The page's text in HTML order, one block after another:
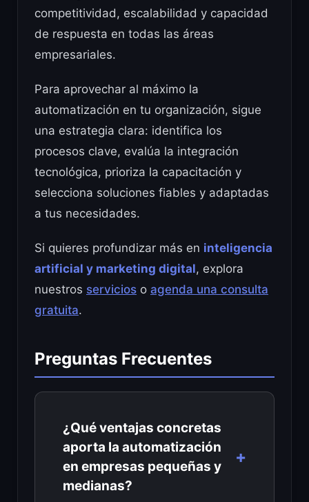
competitividad, escalabilidad y capacidad
de respuesta en todas las áreas
empresariales.
Para aprovechar al máximo la
automatización en tu organización, sigue
una estrategia clara: identifica los
procesos clave, evalúa la integración
tecnológica, prioriza la capacitación y
selecciona soluciones fiables y adaptadas
a tus necesidades.
Si quieres profundizar más en inteligencia
artificial y marketing digital, explora
nuestros servicios o agenda una consulta
gratuita.
Preguntas Frecuentes
¿Qué ventajas concretas
aporta la automatización
en empresas pequeñas y
medianas?